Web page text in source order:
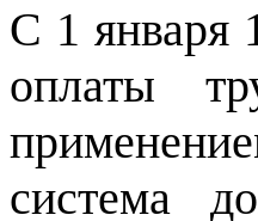
С 1 января
оплаты
система